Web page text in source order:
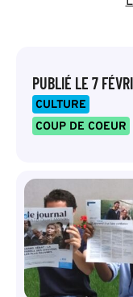
PUBLIÉ LE 7
CULTURE
COUP DE COEUR